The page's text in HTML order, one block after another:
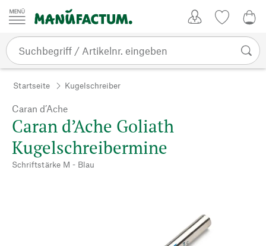
Zum Inhalt springen
Startseite Kugelschreiber
Caran d’Ache
Caran d’Ache Goliath
Kugelschreibermine
Schriftstärke M - Blau